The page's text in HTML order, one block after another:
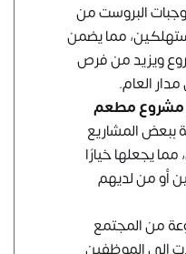
البروست من
مما يضمن
ويزيد من فرص
العام.
مشروع مطعم
ببعض المشاريع
يجعلها خيارًا
أو من لديهم
من المجتمع